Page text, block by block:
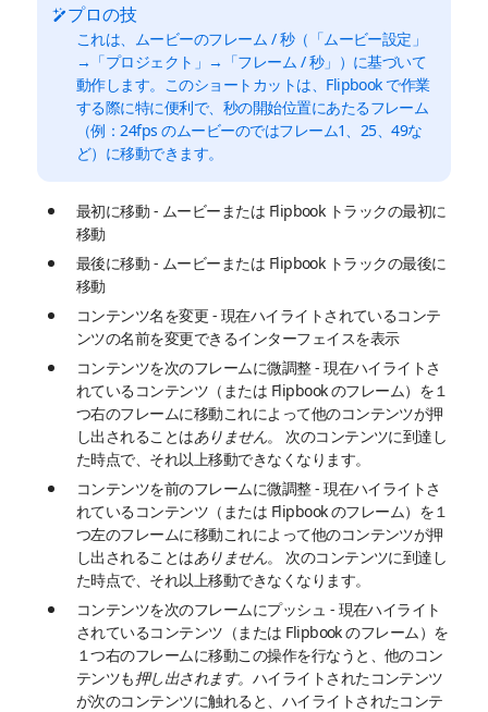
プロの技
これは、ムービーのフレーム / 秒（「ムービー設定」
→「プロジェクト」→「フレーム / 秒」）に基づいて
動作します。このショートカットは、Flipbook で作業
する際に特に便利で、秒の開始位置にあたるフレーム
（例：24fps のムービーのではフレーム1、25、49な
ど）に移動できます。
最初に移動 - ムービーまたは Flipbook トラックの最初に
移動
最後に移動 - ムービーまたは Flipbook トラックの最後に
移動
コンテンツ名を変更 - 現在ハイライトされているコンテ
ンツの名前を変更できるインターフェイスを表示
コンテンツを次のフレームに微調整 - 現在ハイライトさ
れているコンテンツ（または Flipbook のフレーム）を１
つ右のフレームに移動これによって他のコンテンツが押
し出されることはありません。 次のコンテンツに到達し
た時点で、それ以上移動できなくなります。
コンテンツを前のフレームに微調整 - 現在ハイライトさ
れているコンテンツ（または Flipbook のフレーム）を１
つ左のフレームに移動これによって他のコンテンツが押
し出されることはありません。 次のコンテンツに到達し
た時点で、それ以上移動できなくなります。
コンテンツを次のフレームにプッシュ - 現在ハイライト
されているコンテンツ（または Flipbook のフレーム）を
１つ右のフレームに移動この操作を行なうと、他のコン
テンツも押し出されます。 ハイライトされたコンテンツ
が次のコンテンツに触れると、ハイライトされたコンテ